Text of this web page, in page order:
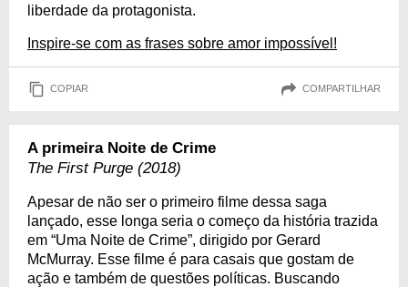
liberdade da protagonista.
Inspire-se com as frases sobre amor impossível!
COPIAR COMPARTILHAR
A primeira Noite de Crime
The First Purge (2018)
Apesar de não ser o primeiro filme dessa saga
lançado, esse longa seria o começo da história trazida
em “Uma Noite de Crime”, dirigido por Gerard
McMurray. Esse filme é para casais que gostam de
ação e também de questões políticas. Buscando